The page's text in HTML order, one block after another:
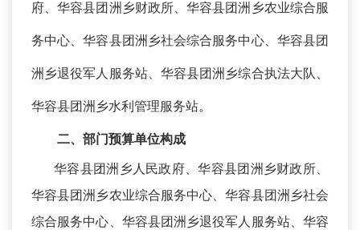
府、华容县团洲乡财政所、华容县团洲乡农业综合服
务中心、华容县团洲乡社会综合服务中心、华容县团
洲乡退役军人服务站、华容县团洲乡综合执法大队、
华容县团洲乡水利管理服务站。
二、 部门预算单位构成
华容县团洲乡人民政府、华容县团洲乡财政所、
华容县团洲乡农业综合服务中心、华容县团洲乡社会
综合服务中心、华容县团洲乡退役军人服务站、华容